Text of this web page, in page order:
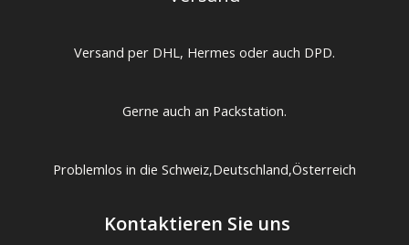
Versand per DHL, Hermes oder auch DPD.
Gerne auch an Packstation.
Problemlos in die Schweiz,Deutschland,Österreich
Kontaktieren Sie uns